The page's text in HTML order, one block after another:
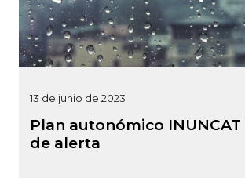
13 de junio de 2023
Plan autonómico INUNCAT
de alerta